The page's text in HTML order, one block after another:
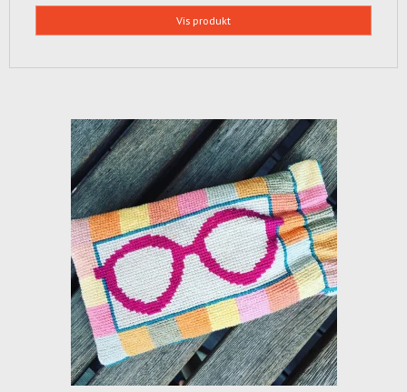
Vis produkt